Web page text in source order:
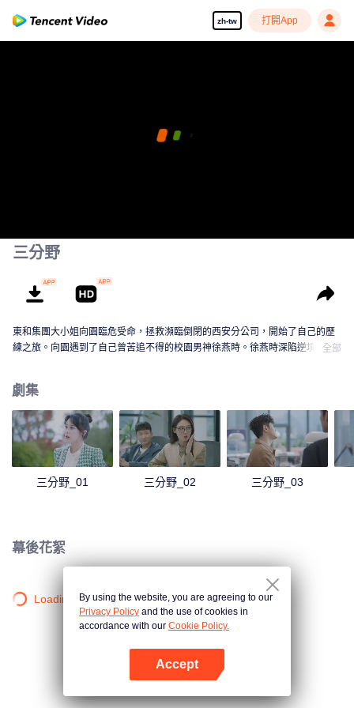
zh-tw 打開App
三分野
東和集團大小姐向園臨危受命，拯救瀕臨倒閉的西安分公司，開始了自己的歷
練之旅。向園遇到了自己曾苦追不得的校園男神徐燕時。徐燕時深陷逆境，面
導航研究的夢想共赴征程。
全部
劇集
三分野_01 三分野_02 三分野_03
幕後花絮
Loading…By using the website, you are agreeing to our
Privacy Policy and the use of cookies in
accordance with our Cookie Policy.
Accept